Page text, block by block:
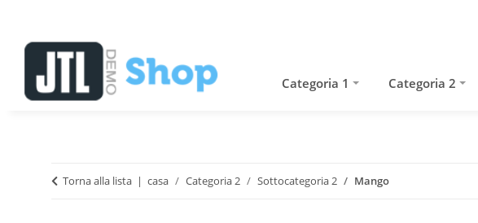
Categoria 1 Categoria 2
Torna alla lista casa Categoria 2 Sottocategoria 2 Mango